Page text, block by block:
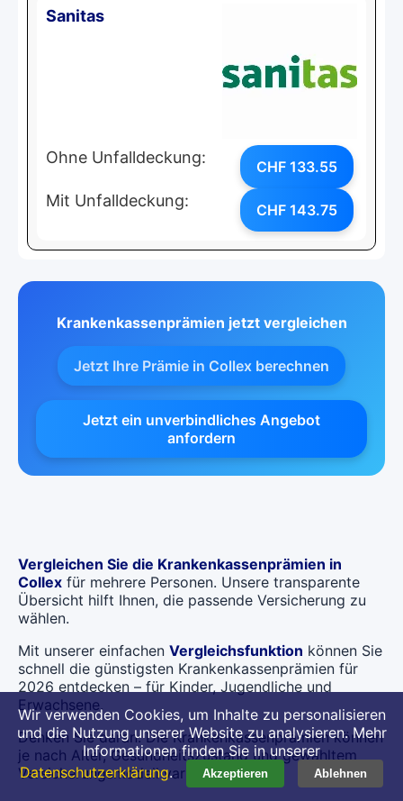
Sanitas
Ohne Unfalldeckung: CHF 133.55
Mit Unfalldeckung: CHF 143.75
Krankenkassenprämien jetzt vergleichen
Jetzt Ihre Prämie in Collex berechnen
Jetzt ein unverbindliches Angebot
anfordern
Vergleichen Sie die Krankenkassenprämien in
Collex für mehrere Personen. Unsere transparente
Übersicht hilft Ihnen, die passende Versicherung zu
wählen.
Mit unserer einfachen Vergleichsfunktion können Sie
schnell die günstigsten Krankenkassenprämien für
2026 entdecken – für Kinder, Jugendliche und
Erwachsene.
Denken Sie daran: Die Krankenkassenprämien können
je nach Alter, Gesundheitszustand und gewähltem
Versicherungsmodell variieren.
Wir verwenden Cookies, um Inhalte zu personalisieren
und die Nutzung unserer Website zu analysieren. Mehr
Informationen finden Sie in unserer
Datenschutzerklärung. Akzeptieren Ablehnen